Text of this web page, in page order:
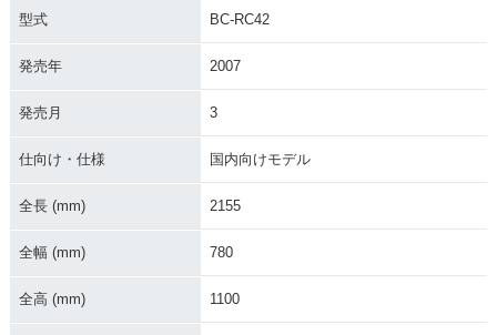
イナーチェンジ
ラーチェンジ
型式 BC-RC42
発売年 2007
発売月 3
仕向け・仕様 国内向けモデル
全長 (mm) 2155
全幅 (mm) 780
全高 (mm) 1100